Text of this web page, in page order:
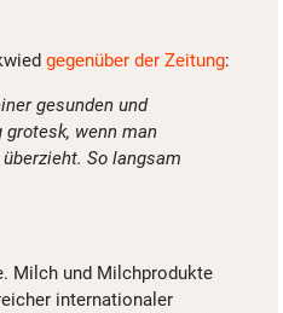
gegenüber der Zeitung:
gesunden und
wenn man
So langsam
Milch und Milchprodukte
internationaler